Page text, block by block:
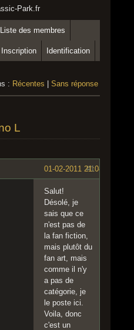
Park.fr
Liste des membres
Inscription Identification
: Récentes Sans réponse
L
#1
01-02-2011 21:08:25
Salut!
Désolé, je
sais que ce
n'est pas de
la fan fiction,
mais plutôt du
fan art, mais
comme il n'y
a pas de
catégorie, je
le poste ici.
Voila, donc
c'est un